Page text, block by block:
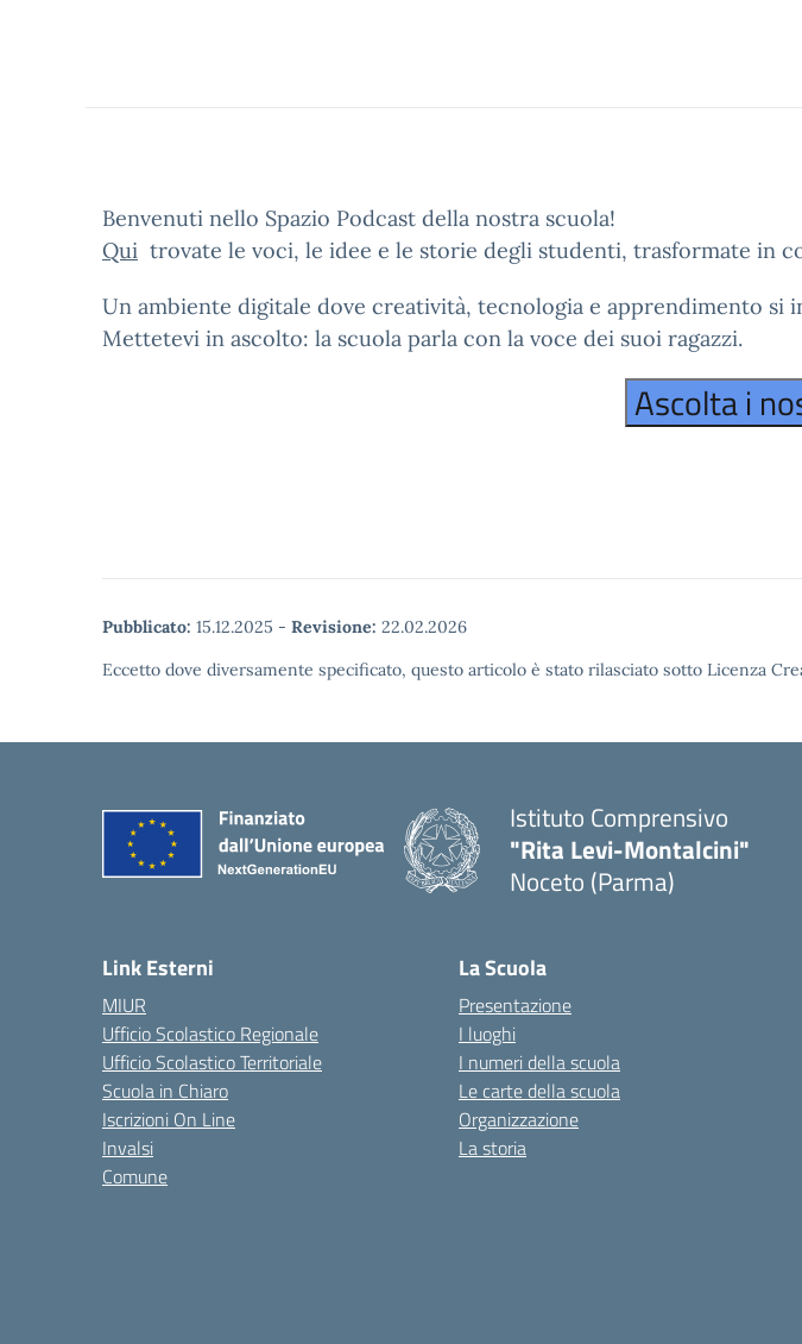
Benvenuti nello Spazio Podcast della nostra scuola!
Qui trovate le voci, le idee e le storie degli studenti, trasformate in
Un ambiente digitale dove creatività, tecnologia e apprendimento si
Mettetevi in ascolto: la scuola parla con la voce dei suoi ragazzi.
Pubblicato: 15.12.2025 - Revisione: 22.02.2026
Eccetto dove diversamente specificato, questo articolo è stato rilasciato sotto Licenza
Istituto Comprensivo
"Rita Levi-Montalcini"
Noceto (Parma)
Link Esterni
MIUR
Ufficio Scolastico Regionale
Ufficio Scolastico Territoriale
Scuola in Chiaro
Iscrizioni On Line
Invalsi
Comune
La Scuola
Presentazione
I luoghi
I numeri della scuola
Le carte della scuola
Organizzazione
La storia